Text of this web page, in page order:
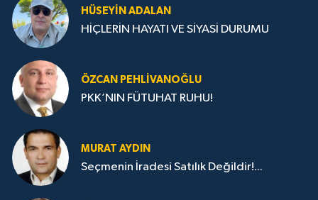
HÜSEYIN ADALAN
HİÇLERİN HAYATI VE SİYASİ DURUMU
ÖZCAN PEHLIVANOĞLU
PKK’NIN FÜTUHAT RUHU!
MURAT AYDIN
Seçmenin İradesi Satılık Değildir!...